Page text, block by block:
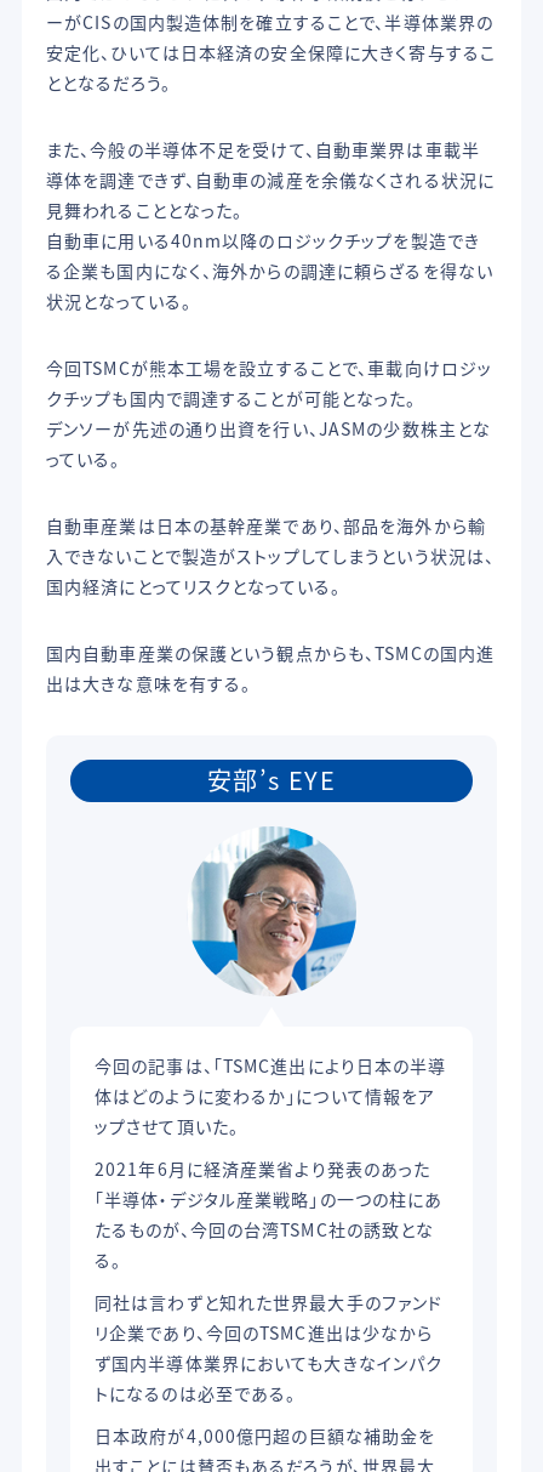
ーがCISの国内製造体制を確立することで、半導体業界の
安定化、ひいては日本経済の安全保障に大きく寄与するこ
ととなるだろう。
また、今般の半導体不足を受けて、自動車業界は車載半
導体を調達できず、自動車の減産を余儀なくされる状況に
見舞われることとなった。
自動車に用いる40nm以降のロジックチップを製造でき
る企業も国内になく、海外からの調達に頼らざるを得ない
状況となっている。
今回TSMCが熊本工場を設立することで、車載向けロジッ
クチップも国内で調達することが可能となった。
デンソーが先述の通り出資を行い、JASMの少数株主とな
っている。
自動車産業は日本の基幹産業であり、部品を海外から輸
入できないことで製造がストップしてしまうという状況は、
国内経済にとってリスクとなっている。
国内自動車産業の保護という観点からも、TSMCの国内進
出は大きな意味を有する。
安部’s EYE
今回の記事は、「TSMC進出により日本の半導
体はどのように変わるか」について情報をア
ップさせて頂いた。
2021年6月に経済産業省より発表のあった
「半導体・デジタル産業戦略」の一つの柱にあ
たるものが、今回の台湾TSMC社の誘致とな
る。
同社は言わずと知れた世界最大手のファンド
リ企業であり、今回のTSMC進出は少なから
ず国内半導体業界においても大きなインパク
トになるのは必至である。
日本政府が4,000億円超の巨額な補助金を
出すことには賛否もあるだろうが、世界最大